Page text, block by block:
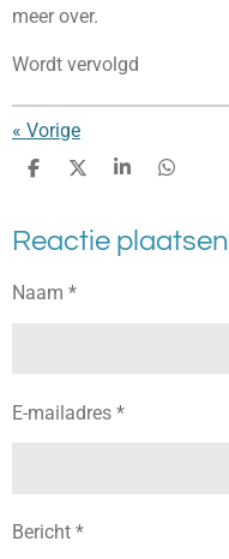
meer over.
Wordt vervolgd
« Vorige
D
e
n
D
l
S
r
e
D
e
n
Reactie plaatsen
Naam *
E-mailadres *
Bericht *